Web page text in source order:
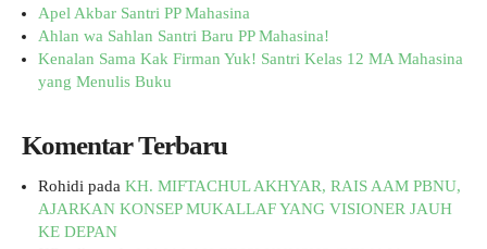
Apel Akbar Santri PP Mahasina
Ahlan wa Sahlan Santri Baru PP Mahasina!
Kenalan Sama Kak Firman Yuk! Santri Kelas 12 MA Mahasina
yang Menulis Buku
Komentar Terbaru
Rohidi pada KH. MIFTACHUL AKHYAR, RAIS AAM PBNU,
AJARKAN KONSEP MUKALLAF YANG VISIONER JAUH
KE DEPAN